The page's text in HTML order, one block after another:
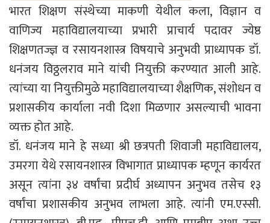
भारत शिक्षण संस्थेच्या माकणी येथील कला, विज्ञान व
वाणिज्य महाविद्यालयाच्या प्रभारी प्राचार्य पदावर ज्येष्ठ
शिक्षणतज्ज्ञ व रसायनशास्त्र विषयाचे अनुभवी प्राध्यापक डॉ.
धनंजय विठ्ठलराव माने यांची नियुक्ती करण्यात आली आहे.
त्यांच्या या नियुक्तीमुळे महाविद्यालयाच्या शैक्षणिक, संशोधन व
प्रशासकीय कार्याला नवी दिशा मिळणार असल्याची भावना
व्यक्त होत आहे.
डॉ. धनंजय माने हे सध्या श्री छत्रपती शिवाजी महाविद्यालय,
उमरगा येथे रसायनशास्त्र विभागात प्राध्यापक म्हणून कार्यरत
असून त्यांना ३४ वर्षांचा प्रदीर्घ अध्यापन अनुभव तसेच १३
वर्षांचा प्रशासकीय अनुभव लाभला आहे. त्यांनी एम.एस्सी.